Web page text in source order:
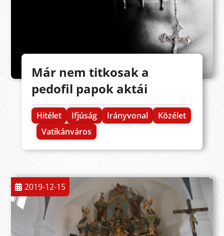
Már nem titkosak a
pedofil papok aktái
Hitélet Ifjúság Irányvonal
Közélet
Vatikánváros
2019-12-15